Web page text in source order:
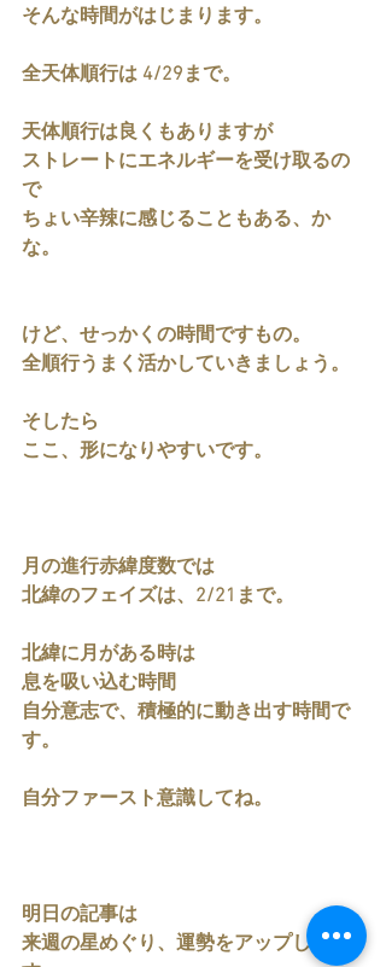
そんな時間がはじまります。
全天体順行は 4/29まで。
天体順行は良くもありますが
ストレートにエネルギーを受け取るの
で
ちょい辛辣に感じることもある、か
な。
けど、せっかくの時間ですもの。
全順行うまく活かしていきましょう。
そしたら
ここ、形になりやすいです。
月の進行赤緯度数では
北緯のフェイズは、2/21まで。
北緯に月がある時は
息を吸い込む時間
自分意志で、積極的に動き出す時間で
す。
自分ファースト意識してね。
明日の記事は
来週の星めぐり、運勢をアップしま